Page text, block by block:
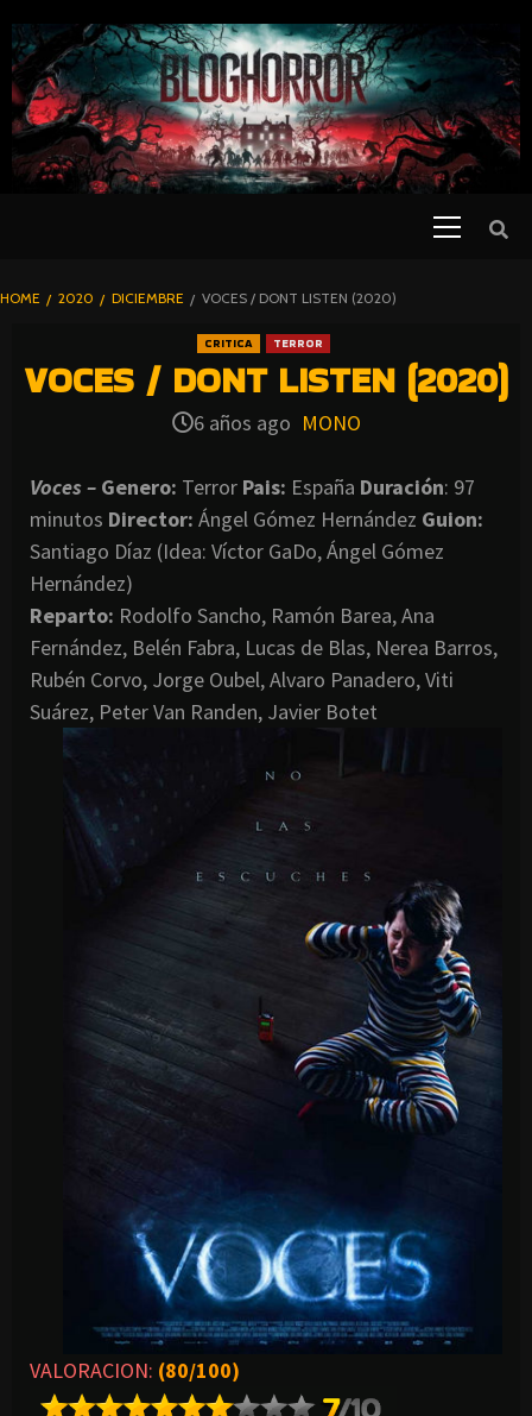
TO
CONTENT
BLOGHORROR
HOME 2020 DICIEMBRE VOCES / DONT LISTEN (2020)
CRITICA TERROR
VOCES / DONT LISTEN (2020)
6 años ago MONO
Voces – Genero: Terror Pais: España Duración: 97
minutos Director: Ángel Gómez Hernández Guion:
Santiago Díaz (Idea: Víctor GaDo, Ángel Gómez
Hernández)
Reparto: Rodolfo Sancho, Ramón Barea, Ana
Fernández, Belén Fabra, Lucas de Blas, Nerea Barros,
Rubén Corvo, Jorge Oubel, Alvaro Panadero, Viti
Suárez, Peter Van Randen, Javier Botet
VALORACION: (80/100)